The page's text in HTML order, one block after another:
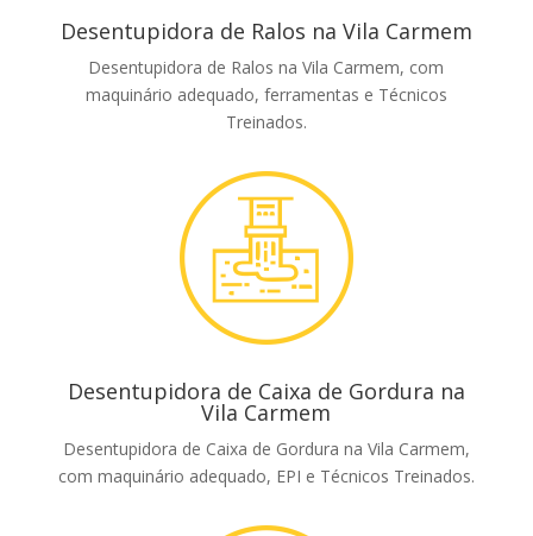
Desentupidora de Ralos na Vila Carmem
Desentupidora de Ralos na Vila Carmem, com
maquinário adequado, ferramentas e Técnicos
Treinados.
Desentupidora de Caixa de Gordura na
Vila Carmem
Desentupidora de Caixa de Gordura na Vila Carmem,
com maquinário adequado, EPI e Técnicos Treinados.